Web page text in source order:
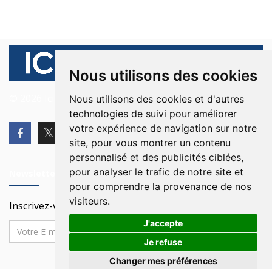
Nous utilisons des cookies
Nous utilisons des cookies et d'autres
technologies de suivi pour améliorer
votre expérience de navigation sur notre
site, pour vous montrer un contenu
personnalisé et des publicités ciblées,
pour analyser le trafic de notre site et
pour comprendre la provenance de nos
visiteurs.
J'accepte
Je refuse
Changer mes préférences
© 2026 Ici Beyrouth. Tous les droits sont réservés.
Inscrivez-vous à notre Newsletter